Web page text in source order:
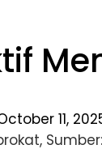
11,